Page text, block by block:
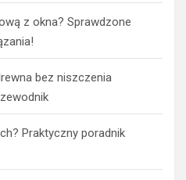
z okna? Sprawdzone
bez niszczenia
Praktyczny poradnik